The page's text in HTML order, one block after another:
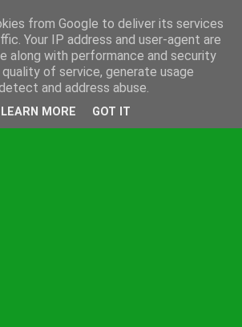
from Google to deliver its services
Your IP address and user-agent are
along with performance and security
of service, generate usage
and address abuse.
LEARN MORE GOT IT